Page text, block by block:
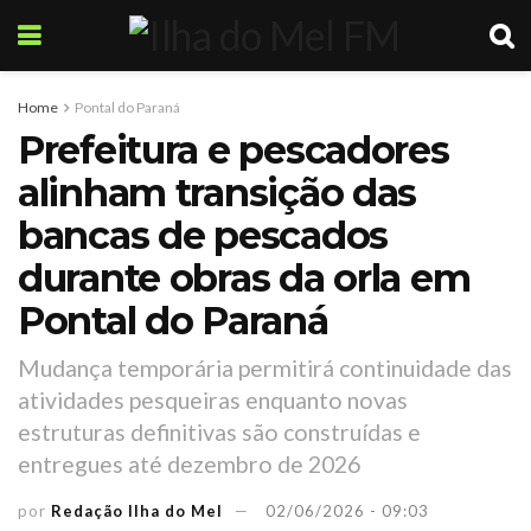
Home Pontal do Paraná
Prefeitura e pescadores
alinham transição das
bancas de pescados
durante obras da orla em
Pontal do Paraná
Mudança temporária permitirá continuidade das
atividades pesqueiras enquanto novas
estruturas definitivas são construídas e
entregues até dezembro de 2026
por Redação Ilha do Mel 02/06/2026 - 09:03